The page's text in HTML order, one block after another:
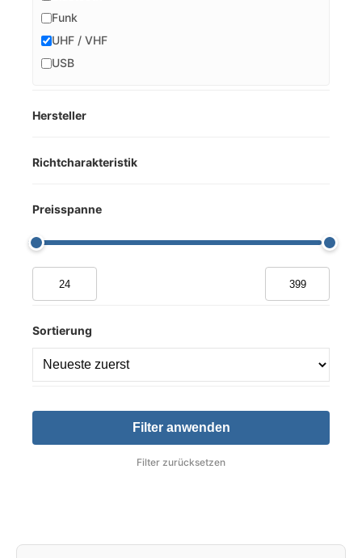
Funk
UHF / VHF
USB
Hersteller
Richtcharakteristik
Preisspanne
Sortierung
Filter anwenden
Filter zurücksetzen